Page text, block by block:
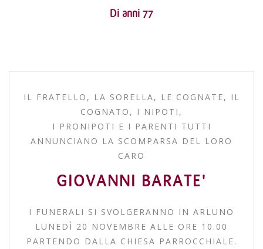
Di anni 77
IL FRATELLO, LA SORELLA, LE COGNATE, IL
COGNATO, I NIPOTI,
I PRONIPOTI E I PARENTI TUTTI
ANNUNCIANO LA SCOMPARSA DEL LORO
CARO
GIOVANNI BARATE'
I FUNERALI SI SVOLGERANNO IN ARLUNO
LUNEDÌ 20 NOVEMBRE ALLE ORE 10.00
PARTENDO DALLA CHIESA PARROCCHIALE.